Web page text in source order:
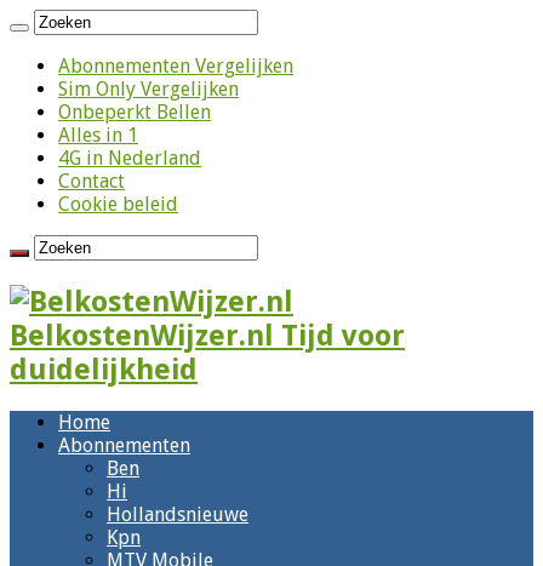
Abonnementen Vergelijken
Sim Only Vergelijken
Onbeperkt Bellen
Alles in 1
4G in Nederland
Contact
Cookie beleid
BelkostenWijzer.nl Tijd voor
duidelijkheid
Home
Abonnementen
Ben
Hi
Hollandsnieuwe
Kpn
MTV Mobile